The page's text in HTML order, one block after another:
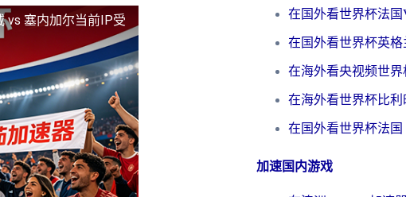
vs 塞内加尔当前IP受
加速国内游戏